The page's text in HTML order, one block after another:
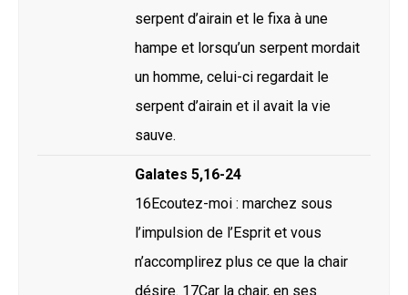
serpent d’airain et le fixa à une
hampe et lorsqu’un serpent mordait
un homme, celui-ci regardait le
serpent d’airain et il avait la vie
sauve.
Galates 5,16-24
16Ecoutez-moi : marchez sous
l’impulsion de l’Esprit et vous
n’accomplirez plus ce que la chair
désire. 17Car la chair, en ses